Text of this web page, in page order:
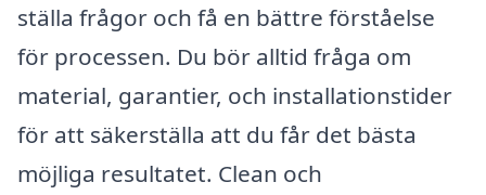
ställa frågor och få en bättre förståelse
för processen. Du bör alltid fråga om
material, garantier, och installationstider
för att säkerställa att du får det bästa
möjliga resultatet. Clean och